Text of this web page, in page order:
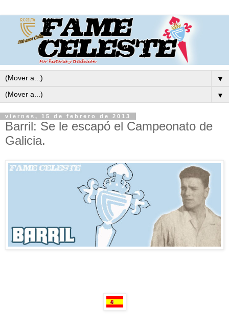
▼
▼
viernes, 15 de febrero de 2013
Barril: Se le escapó el Campeonato de
Galicia.